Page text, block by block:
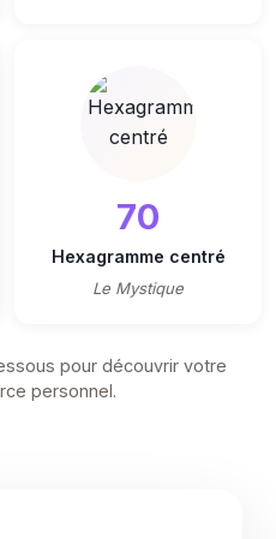
70
Hexagramme centré
Le Mystique
pour découvrir votre
personnel.